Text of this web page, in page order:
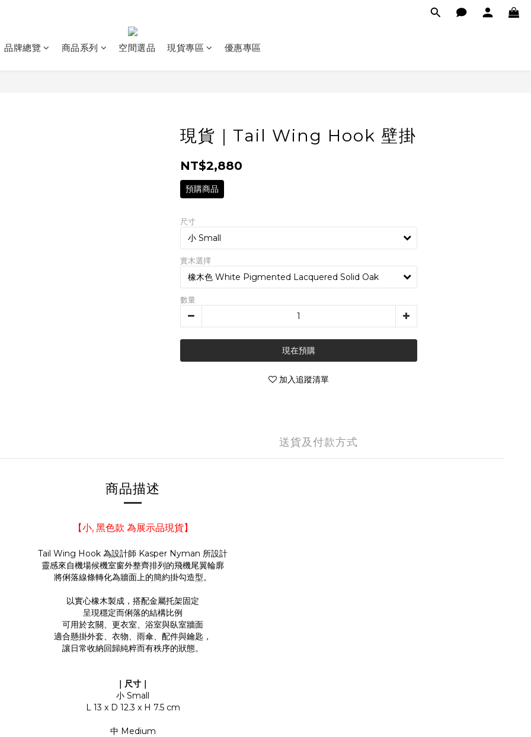
品牌總覽 商品系列 空間選品 現貨專區 優惠專區
現貨｜Tail Wing Hook 壁掛
NT$2,880
預購商品
尺寸
實木選擇
數量
現在預購
加入追蹤清單
送貨及付款方式
商品描述
【小, 黑色款 為展示品現貨】
Tail Wing Hook 為設計師 Kasper Nyman 所設計
靈感來自機場候機室窗外整齊排列的飛機尾翼輪廓
將俐落線條轉化為牆面上的簡約掛勾造型。
以實心橡木製成，搭配金屬托架固定
呈現穩定而俐落的結構比例
可用於玄關、更衣室、浴室與臥室牆面
適合懸掛外套、衣物、雨傘、配件與鑰匙，
讓日常收納回歸純粹而有秩序的狀態。
｜尺寸｜
小 Small
L 13 x D 12.3 x H 7.5 cm
中 Medium